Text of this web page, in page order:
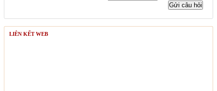
Gửi câu hỏi
LIÊN KẾT WEB